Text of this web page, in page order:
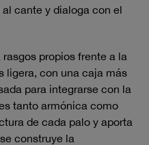
cante y dialoga con el
propios frente a la
ligera, con una caja más
para integrarse con la
tanto armónica como
de cada palo y aporta
construye la